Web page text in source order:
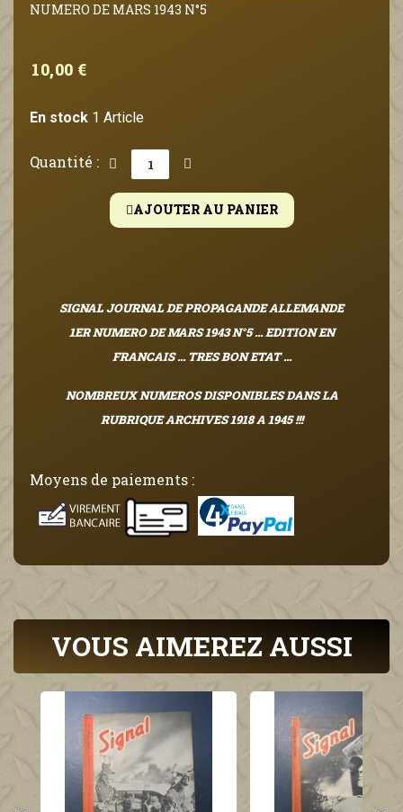
NUMERO DE MARS 1943 N°5
10,00 €
En stock 1 Article
Quantité :
AJOUTER AU PANIER
SIGNAL JOURNAL DE PROPAGANDE ALLEMANDE
1ER NUMERO DE MARS 1943 N°5... EDITION EN
FRANCAIS ... TRES BON ETAT ...
NOMBREUX NUMEROS DISPONIBLES DANS LA
RUBRIQUE ARCHIVES 1918 A 1945 !!!
Moyens de paiements :
VOUS AIMEREZ AUSSI